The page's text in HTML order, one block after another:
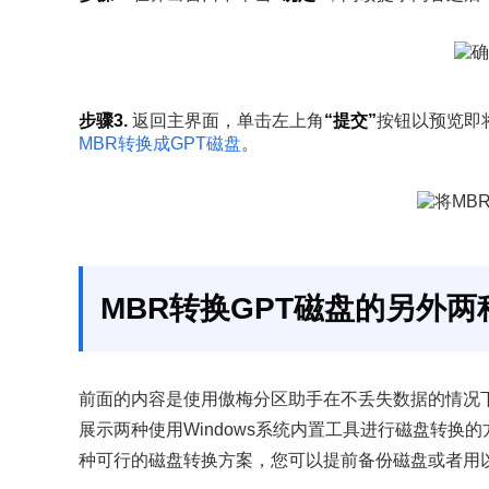
步骤3. 返回主界面，单击左上角“提交”按钮以预览即
MBR转换成GPT磁盘。
MBR转换GPT磁盘的另外两
前面的内容是使用傲梅分区助手在不丢失数据的情
展示两种使用Windows系统内置工具进行磁盘转换
种可行的磁盘转换方案，您可以提前备份磁盘或者用